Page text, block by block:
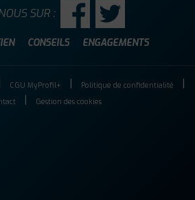
CONSEILS ENGAGEMENTS
SUR :
CGU MyProfil+
Politique de confidentialité
Gestion des cookies